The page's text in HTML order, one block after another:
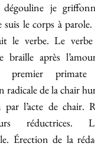
je
le corps à parole.
le verbe. Le verbe
braille après
primate
radicale de la chair
par l’acte de chair.
réductrices.
Érection de la